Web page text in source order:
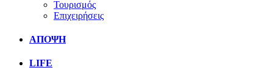
Τουρισμός
Επιχειρήσεις
ΑΠΟΨΗ
LIFE